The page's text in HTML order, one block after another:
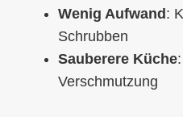
Wenig Aufwand:
Schrubben
Sauberere Küche
Verschmutzung